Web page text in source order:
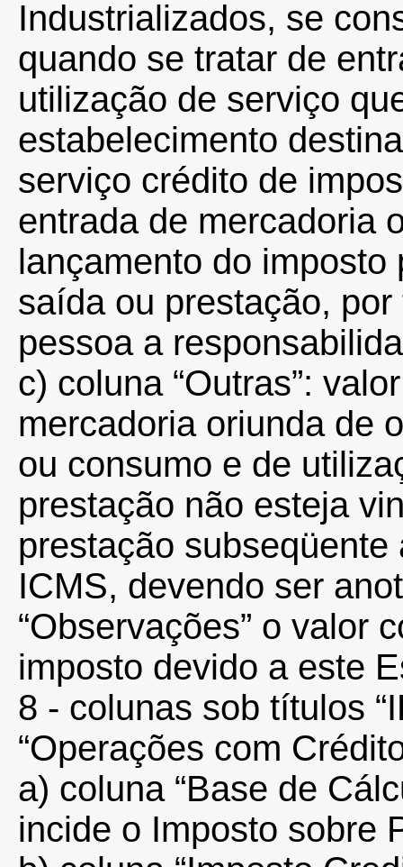
Industrializados, se
quando se tratar de
utilização de serviço
estabelecimento
serviço crédito de
entrada de mercadoria
lançamento do
saída ou prestação,
pessoa a
c) coluna “Outras”:
mercadoria oriunda de
ou consumo e de
prestação não esteja
prestação
ICMS, devendo ser
“Observações” o valor
imposto devido a este
8 - colunas sob títulos
“Operações com
a) coluna “Base de
incide o Imposto sobre